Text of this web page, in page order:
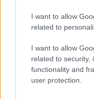
I want to allow
related to
I want to allow
related to security,
functionality and
user protection.
Címkék:olaszország
hári norbert wolski